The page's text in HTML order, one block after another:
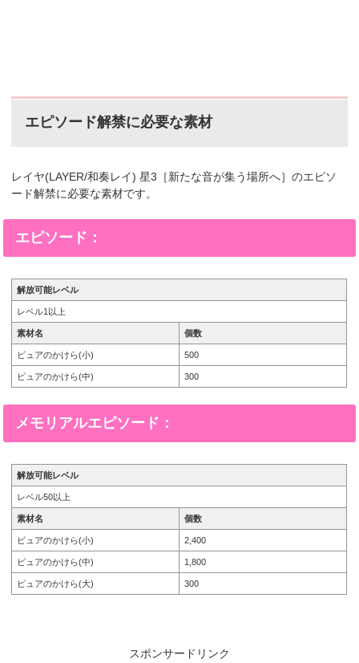
エピソード解禁に必要な素材
レイヤ(LAYER/和奏レイ) 星3［新たな音が集う場所へ］のエピソ
ード解禁に必要な素材です。
エピソード：
解放可能レベル
レベル1以上
素材名 個数
ピュアのかけら(小) 500
ピュアのかけら(中) 300
メモリアルエピソード：
解放可能レベル
レベル50以上
素材名 個数
ピュアのかけら(小) 2,400
ピュアのかけら(中) 1,800
ピュアのかけら(大) 300
スポンサードリンク